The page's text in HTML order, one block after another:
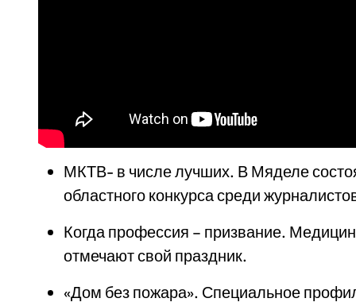
МКТВ- в числе лучших. В Мяделе
областного конкурса среди
Когда профессия – призвание.
отмечают свой праздник.
«Дом без пожара». Специальное